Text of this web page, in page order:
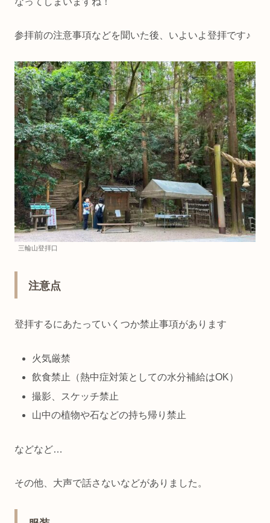
参拝前の注意事項などを聞いた後、いよいよ登拝です♪
三輪山登拝口
注意点
登拝するにあたっていくつか禁止事項があります
火気厳禁
飲食禁止（熱中症対策としての水分補給はOK）
撮影、スケッチ禁止
山中の植物や石などの持ち帰り禁止
などなど…
その他、大声で話さないなどがありました。